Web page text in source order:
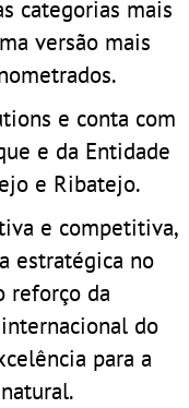
categorias mais
versão mais
e conta com
e da Entidade
e Ribatejo.
e competitiva,
estratégica no
reforço da
do
para a